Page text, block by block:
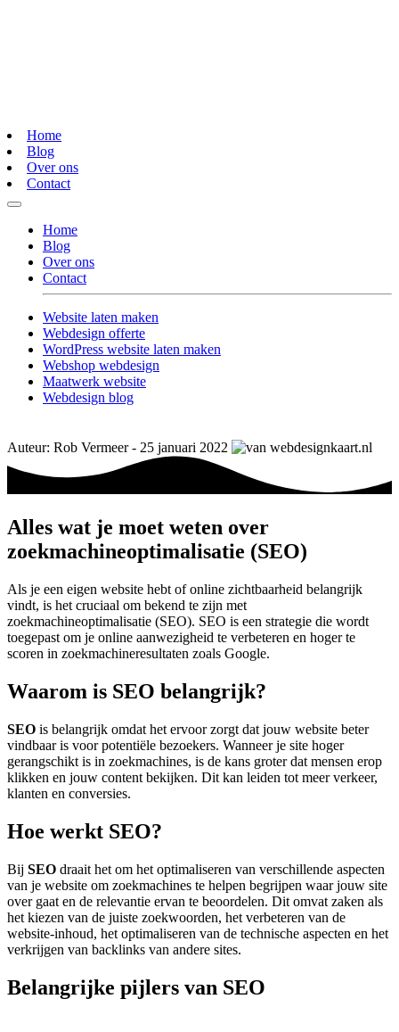
Home
Blog
Over ons
Contact
Home
Blog
Over ons
Contact
Website laten maken
Webdesign offerte
WordPress website laten maken
Webshop webdesign
Maatwerk website
Webdesign blog
Auteur: Rob Vermeer - 25 januari 2022
Alles wat je moet weten over
zoekmachineoptimalisatie (SEO)
Als je een eigen website hebt of online zichtbaarheid belangrijk
vindt, is het cruciaal om bekend te zijn met
zoekmachineoptimalisatie (SEO). SEO is een strategie die wordt
toegepast om je online aanwezigheid te verbeteren en hoger te
scoren in zoekmachineresultaten zoals Google.
Waarom is SEO belangrijk?
SEO is belangrijk omdat het ervoor zorgt dat jouw website beter
vindbaar is voor potentiële bezoekers. Wanneer je site hoger
gerangschikt is in zoekmachines, is de kans groter dat mensen erop
klikken en jouw content bekijken. Dit kan leiden tot meer verkeer,
klanten en conversies.
Hoe werkt SEO?
Bij SEO draait het om het optimaliseren van verschillende aspecten
van je website om zoekmachines te helpen begrijpen waar jouw site
over gaat en de relevantie ervan te beoordelen. Dit omvat zaken als
het kiezen van de juiste zoekwoorden, het verbeteren van de
website-inhoud, het optimaliseren van de technische aspecten en het
verkrijgen van backlinks van andere sites.
Belangrijke pijlers van SEO